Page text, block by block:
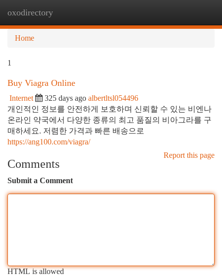
oxodirectory
Home
1
Buy Viagra Online
Internet 325 days ago albertltsl054496
개인적인 정보를 안전하게 보호하며 신뢰할 수 있는 비엔나
온라인 약국에서 다양한 종류의 최고 품질의 비아그라를 구
매하세요. 저렴한 가격과 빠른 배송으로
https://ang100.com/viagra/
Report this page
Comments
Submit a Comment
HTML is allowed